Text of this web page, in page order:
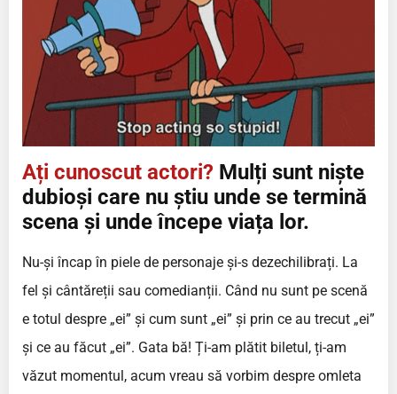
Ați cunoscut actori? Mulți sunt niște
dubioși care nu știu unde se termină
scena și unde începe viața lor.
Nu-și încap în piele de personaje și-s dezechilibrați. La
fel și cântăreții sau comedianții. Când nu sunt pe scenă
e totul despre „ei” și cum sunt „ei” și prin ce au trecut „ei”
și ce au făcut „ei”. Gata bă! Ți-am plătit biletul, ți-am
văzut momentul, acum vreau să vorbim despre omleta